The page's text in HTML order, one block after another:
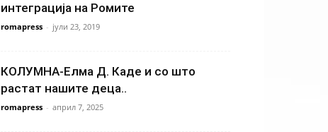
интеграција на Ромите
romapress - јули 23, 2019
КОЛУМНА-Елма Д. Каде и со што
растат нашите деца..
romapress - април 7, 2025